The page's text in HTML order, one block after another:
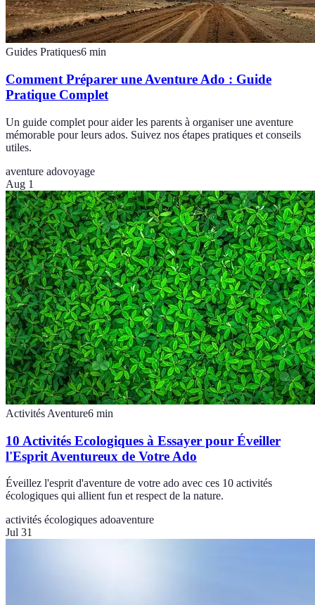
Guides Pratiques6 min
Comment Préparer une Aventure Ado : Guide
Pratique Complet
Un guide complet pour aider les parents à organiser une aventure
mémorable pour leurs ados. Suivez nos étapes pratiques et conseils
utiles.
aventure adovoyage
Aug 1
Activités Aventure6 min
10 Activités Ecologiques à Essayer pour Éveiller
l'Esprit Aventureux de Votre Ado
Éveillez l'esprit d'aventure de votre ado avec ces 10 activités
écologiques qui allient fun et respect de la nature.
activités écologiques adoaventure
Jul 31